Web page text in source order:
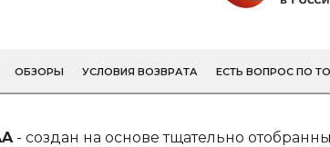
ОБЗОРЫ УСЛОВИЯ ВОЗВРАТА ЕСТЬ ВОПРОС ПО
- создан на основе тщательно